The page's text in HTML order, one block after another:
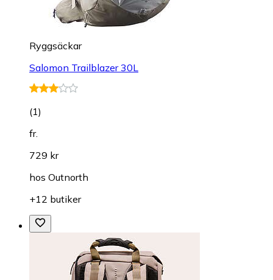
Ryggsäckar
Salomon Trailblazer 30L
(1)
fr.
729 kr
hos Outnorth
+12 butiker